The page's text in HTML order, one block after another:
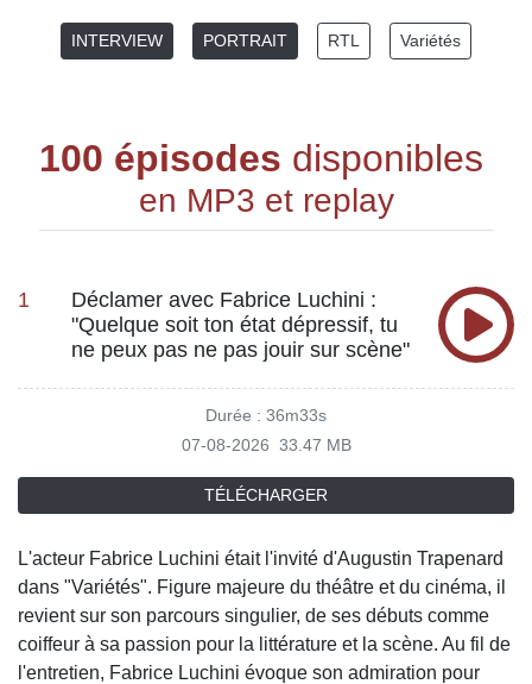
INTERVIEW PORTRAIT RTL Variétés
100 épisodes disponibles
en MP3 et replay
1
Déclamer avec Fabrice Luchini :
"Quelque soit ton état dépressif, tu
ne peux pas ne pas jouir sur scène"
Durée : 36m33s
07-08-2026 33.47 MB
TÉLÉCHARGER
L'acteur Fabrice Luchini était l'invité d'Augustin Trapenard
dans "Variétés". Figure majeure du théâtre et du cinéma, il
revient sur son parcours singulier, de ses débuts comme
coiffeur à sa passion pour la littérature et la scène. Au fil de
l'entretien, Fabrice Luchini évoque son admiration pour